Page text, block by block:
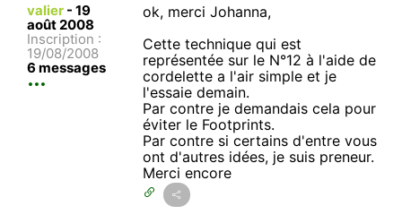
valier - 19
août 2008
Inscription :
19/08/2008
6 messages
ok, merci Johanna,
Cette technique qui est
représentée sur le N°12 à l'aide de
cordelette a l'air simple et je
l'essaie demain.
Par contre je demandais cela pour
éviter le Footprints.
Par contre si certains d'entre vous
ont d'autres idées, je suis preneur.
Merci encore